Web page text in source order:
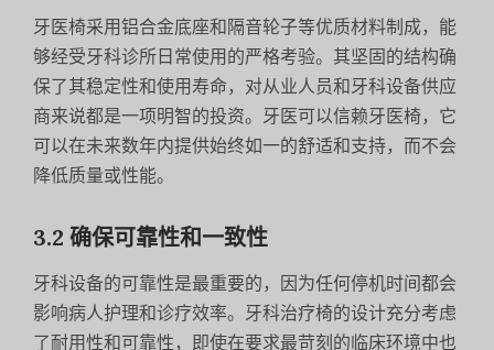
牙医椅采用铝合金底座和隔音轮子等优质材料制成，能
够经受牙科诊所日常使用的严格考验。其坚固的结构确
保了其稳定性和使用寿命，对从业人员和牙科设备供应
商来说都是一项明智的投资。牙医可以信赖牙医椅，它
可以在未来数年内提供始终如一的舒适和支持，而不会
降低质量或性能。
3.2 确保可靠性和一致性
牙科设备的可靠性是最重要的，因为任何停机时间都会
影响病人护理和诊疗效率。牙科治疗椅的设计充分考虑
了耐用性和可靠性，即使在要求最苛刻的临床环境中也